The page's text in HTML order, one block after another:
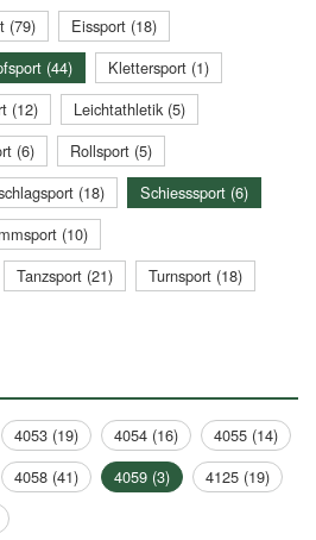
(79)
Eissport (18)
(44)
Klettersport (1)
(12)
Leichtathletik (5)
(6)
Rollsport (5)
(18)
Schiesssport (6)
(10)
Tanzsport (21)
Turnsport (18)
4053 (19) 4054 (16)
4055 (14)
4058 (41) 4059 (3)
4125 (19)